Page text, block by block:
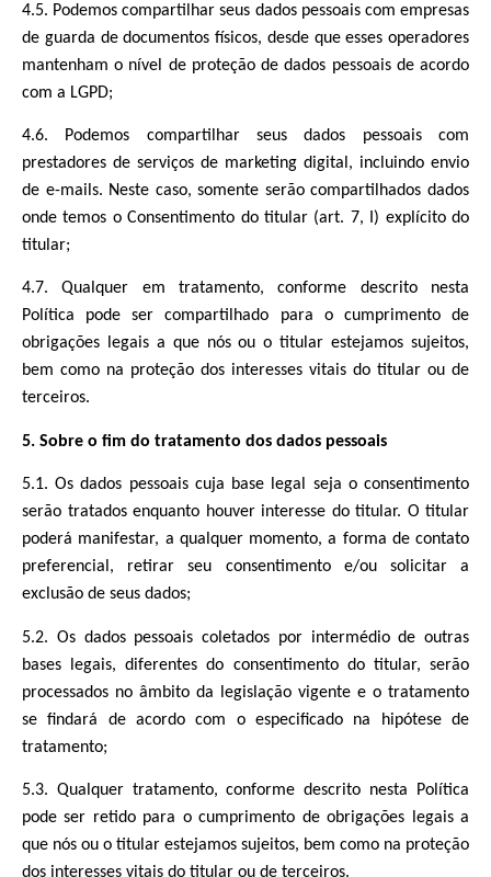
4.5. Podemos compartilhar seus dados pessoais com empresas
de guarda de documentos físicos, desde que esses operadores
mantenham o nível de proteção de dados pessoais de acordo
com a LGPD;
4.6. Podemos compartilhar seus dados pessoais com
prestadores de serviços de marketing digital, incluindo envio
de e-mails. Neste caso, somente serão compartilhados dados
onde temos o Consentimento do titular (art. 7, I) explícito do
titular;
4.7. Qualquer em tratamento, conforme descrito nesta
Política pode ser compartilhado para o cumprimento de
obrigações legais a que nós ou o titular estejamos sujeitos,
bem como na proteção dos interesses vitais do titular ou de
terceiros.
5. Sobre o fim do tratamento dos dados pessoais
5.1. Os dados pessoais cuja base legal seja o consentimento
serão tratados enquanto houver interesse do titular. O titular
poderá manifestar, a qualquer momento, a forma de contato
preferencial, retirar seu consentimento e/ou solicitar a
exclusão de seus dados;
5.2. Os dados pessoais coletados por intermédio de outras
bases legais, diferentes do consentimento do titular, serão
processados no âmbito da legislação vigente e o tratamento
se findará de acordo com o especificado na hipótese de
tratamento;
5.3. Qualquer tratamento, conforme descrito nesta Política
pode ser retido para o cumprimento de obrigações legais a
que nós ou o titular estejamos sujeitos, bem como na proteção
dos interesses vitais do titular ou de terceiros.